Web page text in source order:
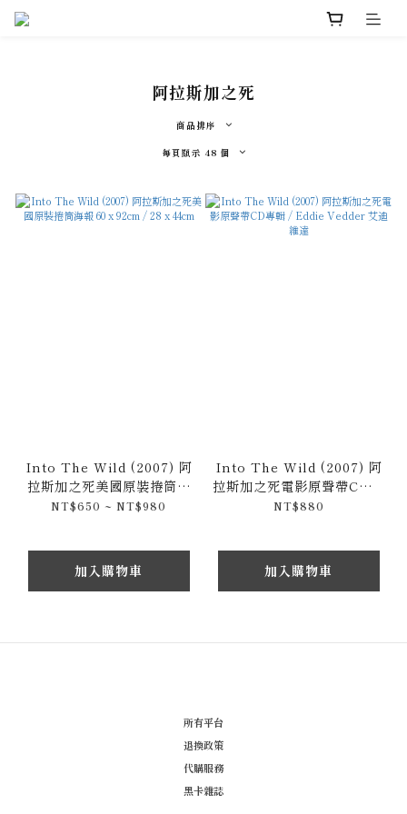
阿拉斯加之死
商品排序
每頁顯示 48 個
Into The Wild (2007) 阿
拉斯加之死美國原裝捲筒海
報 60 x 92cm / 28 x
NT$650 ~ NT$980
加入購物車
Into The Wild (2007) 阿
拉斯加之死電影原聲帶CD專
輯 / Eddie Vedder 艾迪維
NT$880
加入購物車
所有平台
退換政策
代購服務
黑卡雜誌